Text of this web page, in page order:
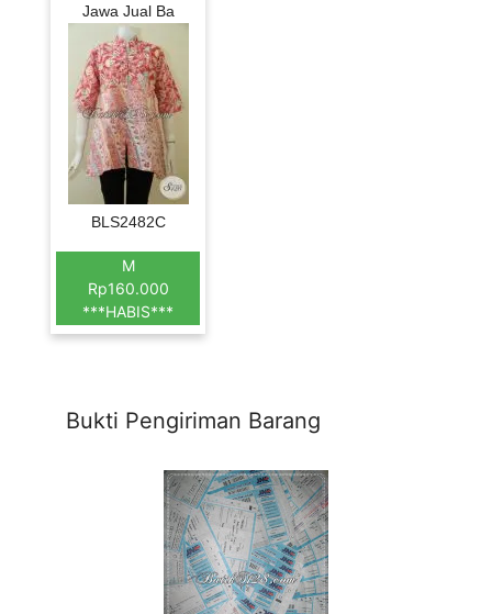
Jawa Jual Ba
BLS2482C
M
Rp160.000
***HABIS***
Bukti Pengiriman Barang